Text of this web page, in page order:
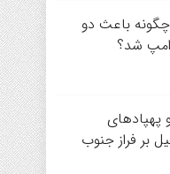
باعث دو
شد؟
و پهپادهای
بر فراز جنوب